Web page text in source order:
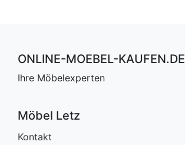
ONLINE-MOEBEL-KAUFEN.DE
Ihre Möbelexperten
Möbel Letz
Kontakt